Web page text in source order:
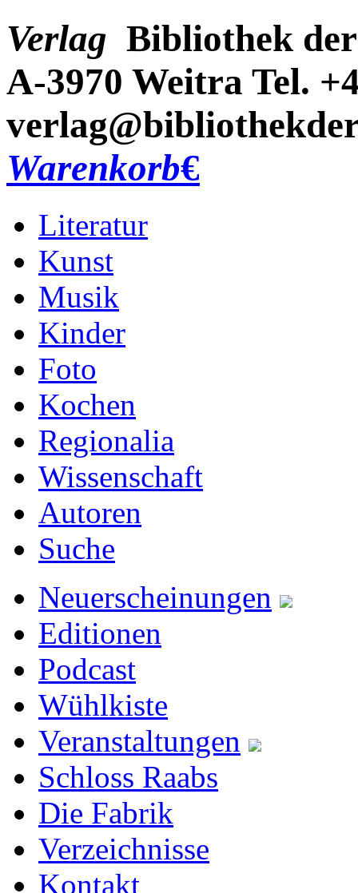
Verlag Bibliothek
A-3970 Weitra Tel.
Warenkorb€
Literatur
Kunst
Musik
Kinder
Foto
Kochen
Regionalia
Wissenschaft
Autoren
Suche
Neuerscheinungen
Editionen
Podcast
Wühlkiste
Veranstaltungen
Schloss Raabs
Die Fabrik
Verzeichnisse
Kontakt